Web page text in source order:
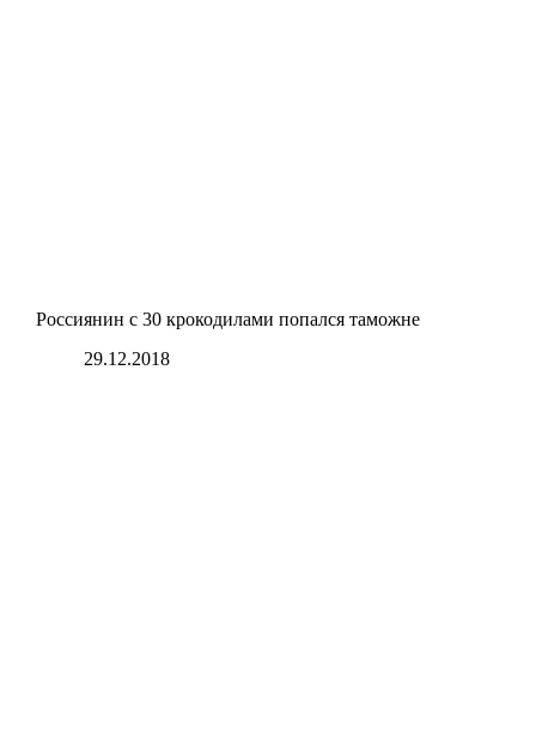
Россиянин с 30 крокодилами попался таможне
29.12.2018